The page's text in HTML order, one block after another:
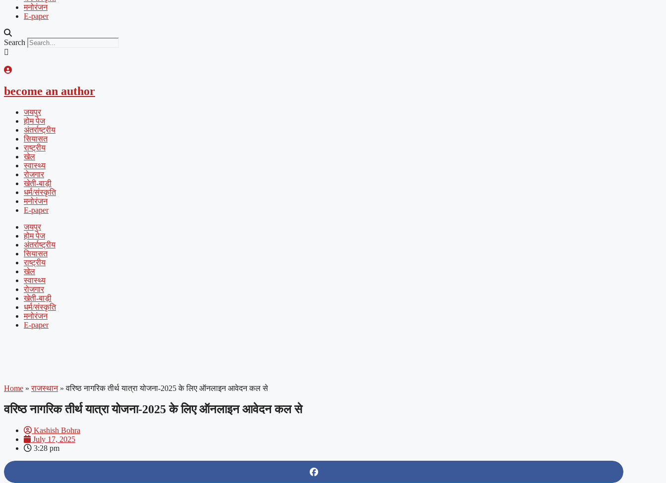
मनोरंजन
E-paper
Search
become an author
जयपुर
होम पेज
अंतर्राष्ट्रीय
सियासत
राष्ट्रीय
खेल
स्वास्थ्य
रोजगार
खेती-बाड़ी
धर्म/संस्कृति
मनोरंजन
E-paper
जयपुर
होम पेज
अंतर्राष्ट्रीय
सियासत
राष्ट्रीय
खेल
स्वास्थ्य
रोजगार
खेती-बाड़ी
धर्म/संस्कृति
मनोरंजन
E-paper
Home » राजस्थान » वरिष्ठ नागरिक तीर्थ यात्रा योजना-2025 के लिए ऑनलाइन आवेदन कल से
वरिष्ठ नागरिक तीर्थ यात्रा योजना-2025 के लिए ऑनलाइन आवेदन कल से
Kashish Bohra
July 17, 2025
3:28 pm